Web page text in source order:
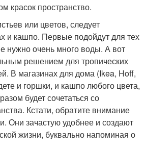
красок пространство.
или цветов, следует
и кашпо. Первые подойдут для тех
нужно очень много воды. А вот
решением для тропических
В магазинах для дома (Ikea, Hoff,
и горшки, и кашпо любого цвета,
будет сочетаться со
Кстати, обратите внимание
Они зачастую удобнее и создают
жизни, буквально напоминая о